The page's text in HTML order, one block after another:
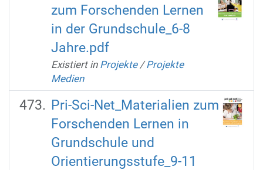
zum Forschenden Lernen
in der Grundschule_6-8
Jahre.pdf
Existiert in Projekte /Projekte
Medien
Pri-Sci-Net_Materialien zum
Forschenden Lernen in
Grundschule und
Orientierungsstufe_9-11